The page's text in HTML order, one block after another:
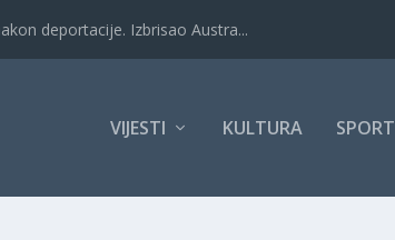
deportacije. Izbrisao Austra...
VIJESTI KULTURA SPORT